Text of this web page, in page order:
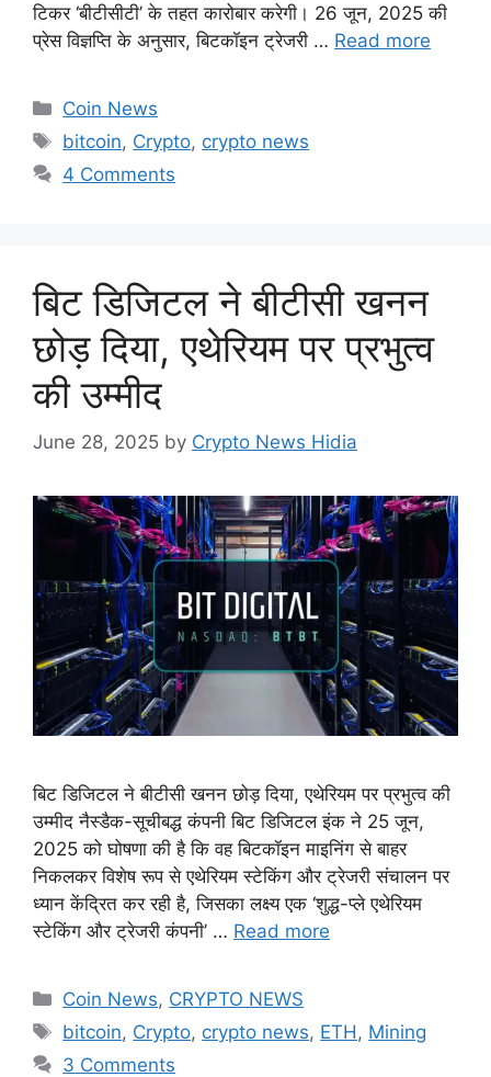
टिकर ‘बीटीसीटी’ के तहत कारोबार करेगी। 26 जून, 2025 की
प्रेस विज्ञप्ति के अनुसार, बिटकॉइन ट्रेजरी … Read more
Categories
Coin News
Tags
bitcoin, Crypto, crypto news
4 Comments
बिट डिजिटल ने बीटीसी खनन
छोड़ दिया, एथेरियम पर प्रभुत्व
की उम्मीद
June 28, 2025 by Crypto News Hidia
बिट डिजिटल ने बीटीसी खनन छोड़ दिया, एथेरियम पर प्रभुत्व की
उम्मीद नैस्डैक-सूचीबद्ध कंपनी बिट डिजिटल इंक ने 25 जून,
2025 को घोषणा की है कि वह बिटकॉइन माइनिंग से बाहर
निकलकर विशेष रूप से एथेरियम स्टेकिंग और ट्रेजरी संचालन पर
ध्यान केंद्रित कर रही है, जिसका लक्ष्य एक ‘शुद्ध-प्ले एथेरियम
स्टेकिंग और ट्रेजरी कंपनी’ … Read more
Categories
Coin News, CRYPTO NEWS
Tags
bitcoin, Crypto, crypto news, ETH , Mining
3 Comments